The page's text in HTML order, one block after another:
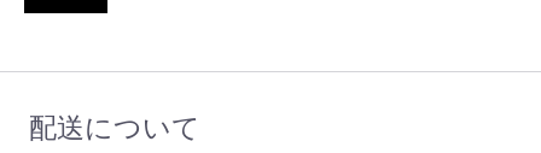
配送について